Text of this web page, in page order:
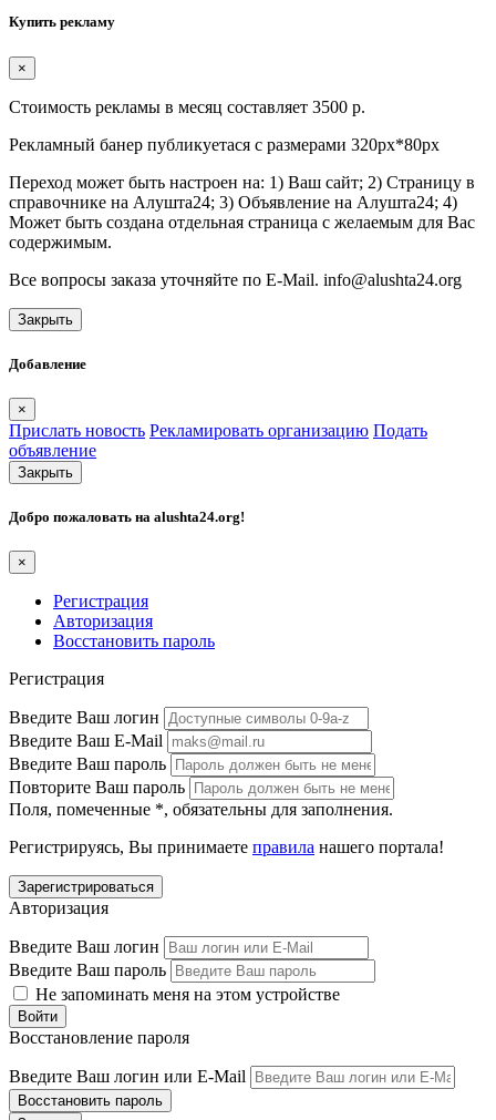
Купить рекламу
×
Стоимость рекламы в месяц составляет 3500 р.
Рекламный банер публикуетася с размерами 320px*80px
Переход может быть настроен на: 1) Ваш сайт; 2) Страницу в
справочнике на Алушта24; 3) Объявление на Алушта24; 4)
Может быть создана отдельная страница с желаемым для Вас
содержимым.
Все вопросы заказа уточняйте по E-Mail. info@alushta24.org
Закрыть
Добавление
×
Прислать новость Рекламировать организацию Подать
объявление
Закрыть
Добро пожаловать на alushta24.org!
×
Регистрация
Авторизация
Восстановить пароль
Регистрация
Введите Ваш логин
Введите Ваш E-Mail
Введите Ваш пароль
Повторите Ваш пароль
Поля, помеченные *, обязательны для заполнения.
Регистрируясь, Вы принимаете правила нашего портала!
Авторизация
Введите Ваш логин
Введите Ваш пароль
Не запоминать меня на этом устройстве
Восстановление пароля
Введите Ваш логин или E-Mail